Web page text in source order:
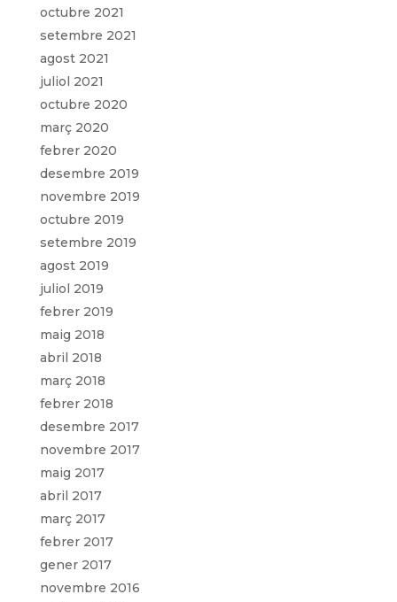
octubre 2021
setembre 2021
agost 2021
juliol 2021
octubre 2020
març 2020
febrer 2020
desembre 2019
novembre 2019
octubre 2019
setembre 2019
agost 2019
juliol 2019
febrer 2019
maig 2018
abril 2018
març 2018
febrer 2018
desembre 2017
novembre 2017
maig 2017
abril 2017
març 2017
febrer 2017
gener 2017
novembre 2016